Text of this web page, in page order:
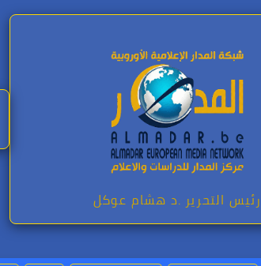
رئيس التحرير .د هشام عوكل